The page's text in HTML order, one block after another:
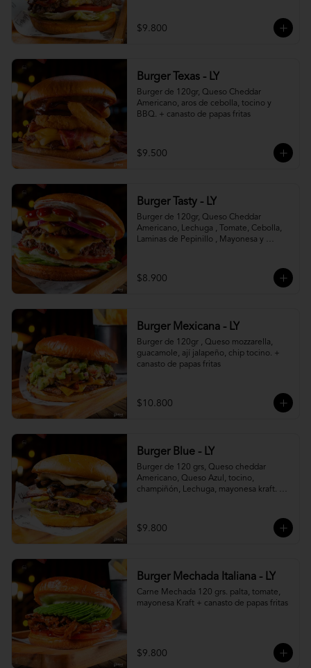
$9.800
Burger Texas - LY
Burger de 120gr, Queso Cheddar
Americano, aros de cebolla, tocino y
BBQ. + canasto de papas fritas
$9.500
Burger Tasty - LY
Burger de 120gr, Queso Cheddar
Americano, Lechuga , Tomate, Cebolla,
Laminas de Pepinillo , Mayonesa y
$8.900
Burger Mexicana - LY
Burger de 120gr , Queso mozzarella,
guacamole, ají jalapeño, chip tocino. +
canasto de papas fritas
$10.800
Burger Blue - LY
Burger de 120 grs, Queso cheddar
Americano, Queso Azul, tocino,
champiñón, Lechuga, mayonesa kraft. +
$9.800
Burger Mechada Italiana - LY
Carne Mechada 120 grs. palta, tomate,
mayonesa Kraft + canasto de papas fritas
$9.800